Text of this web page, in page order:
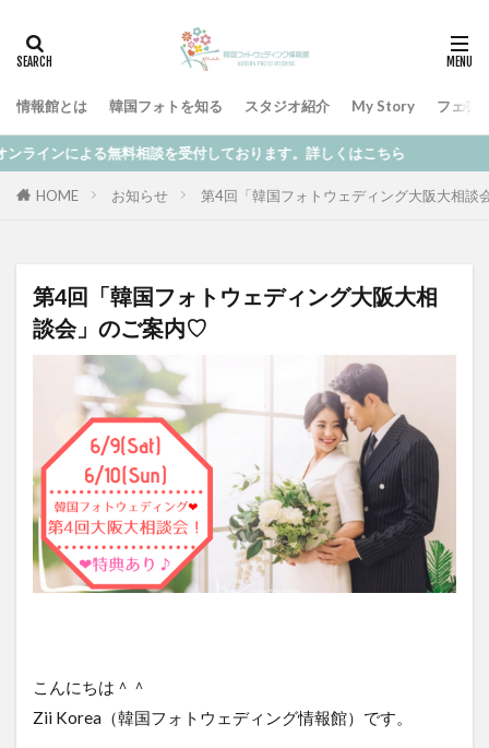
情報館とは 韓国フォトを知る スタジオ紹介 My Story フェア
料相談を受付しております。詳しくはこちら
HOME お知らせ 第4回「韓国フォトウェディング大阪大相談
第4回「韓国フォトウェディング大阪大相
談会」のご案内♡
こんにちは＾＾
Zii Korea（韓国フォトウェディング情報館）です。